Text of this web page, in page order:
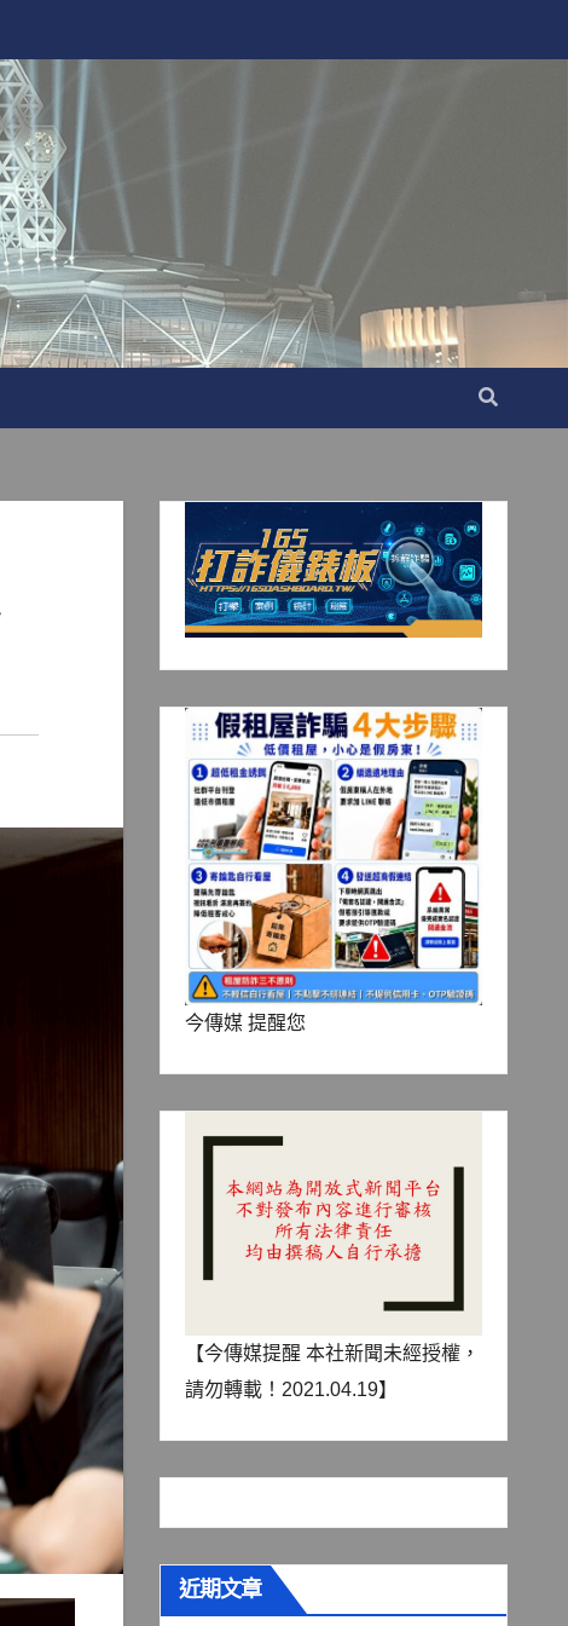
今傳媒 提醒您
【今傳媒提醒 本社新聞未經授權，
請勿轉載！2021.04.19】
近期文章